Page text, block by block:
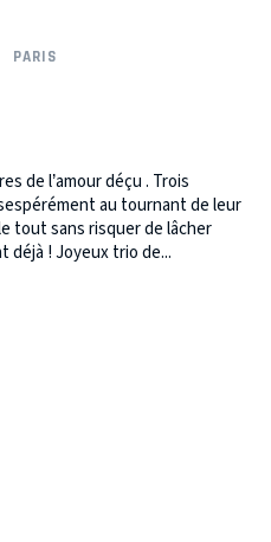
PARIS
de l’amour déçu . Trois
au tournant de leur
tout sans risquer de lâcher
déjà ! Joyeux trio de...